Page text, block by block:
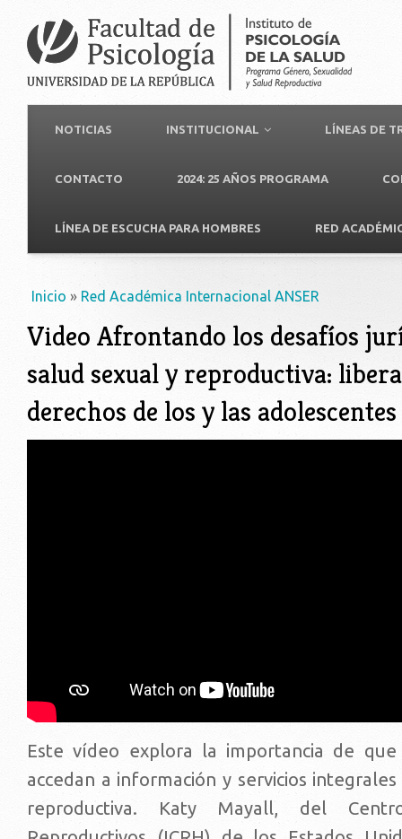
NOTICIAS INSTITUCIONAL LÍNEAS DE
CONTACTO 2024: 25 AÑOS PROGRAMA
LÍNEA DE ESCUCHA PARA HOMBRES RED
Usted está aquí
Inicio » Red Académica Internacional ANSER
Video Afrontando los desafíos
salud sexual y reproductiva:
derechos de los y las adolescentes
Este vídeo explora la importancia de que
accedan a información y servicios
reproductiva. Katy Mayall, del